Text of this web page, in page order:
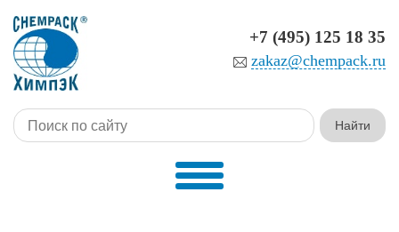
+7 (495) 125 18 35
zakaz@chempack.ru